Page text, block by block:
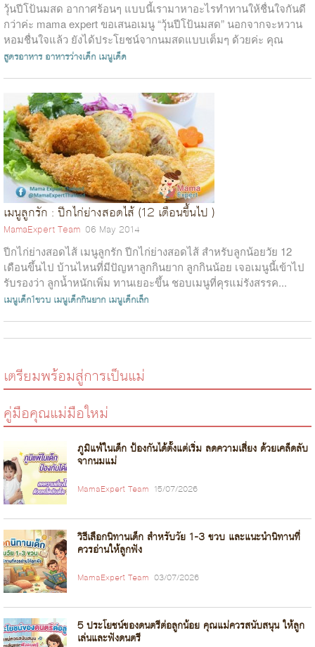
วุ้นปีโป้นมสด อากาศร้อนๆ แบบนี้เรามาหาอะไรทำทานให้ชื่นใจกันดี
กว่าค่ะ mama expert ขอเสนอเมนู “วุ้นปีโป้นมสด” นอกจากจะหวาน
หอมชื่นใจแล้ว ยังได้ประโยชน์จากนมสดแบบเต็มๆ ด้วยค่ะ คุณ
Kookai Ut...
สูตรอาหาร อาหารว่างเด็ก เมนูเด็ด
เมนูลูกรัก : ปีกไก่ย่างสอดไส้ (12 เดือนขึ้นไป )
MamaExpert Team 06 May 2014
ปีกไก่ย่างสอดไส้ เมนูลูกรัก ปีกไก่ย่างสอดไส้ สำหรับลูกน้อยวัย 12
เดือนขึ้นไป บ้านไหนที่มีปัญหาลูกกินยาก ลูกกินน้อย เจอเมนูนี้เข้าไป
รับรองว่า ลูกน้ำหนักเพิ่ม ทานเยอะขึ้น ชอบเมนูที่คุรแม่รังสรรค...
เมนูเด็ก1ขวบ เมนูเด็กกินยาก เมนูเด็กเล็ก
เตรียมพร้อมสู่การเป็นแม่
คู่มือคุณแม่มือใหม่
ภูมิแพ้ในเด็ก ป้องกันได้ตั้งแต่เริ่ม ลดความเสี่ยง ด้วยเคล็ดลับ
จากนมแม่
MamaExpert Team 15/07/2026
วิธีเลือกนิทานเด็ก สำหรับวัย 1-3 ขวบ และแนะนำนิทานที่
ควรอ่านให้ลูกฟัง
MamaExpert Team 03/07/2026
5 ประโยชน์ของดนตรีต่อลูกน้อย คุณแม่ควรสนับสนุน ให้ลูก
เล่นและฟังดนตรี